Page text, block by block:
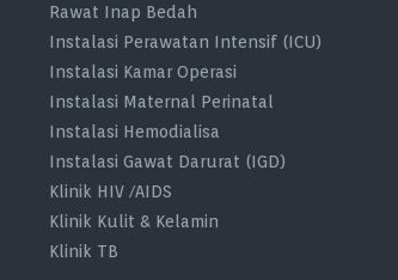
Rawat Inap Bedah
Instalasi Perawatan Intensif (ICU)
Instalasi Kamar Operasi
Instalasi Maternal Perinatal
Instalasi Hemodialisa
Instalasi Gawat Darurat (IGD)
Klinik HIV /AIDS
Klinik Kulit & Kelamin
Klinik TB